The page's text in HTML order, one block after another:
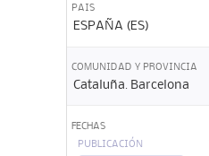
PAIS
ESPAÑA (ES)
COMUNIDAD Y PROVINCIA
Cataluña. Barcelona
FECHAS
PUBLICACIÓN